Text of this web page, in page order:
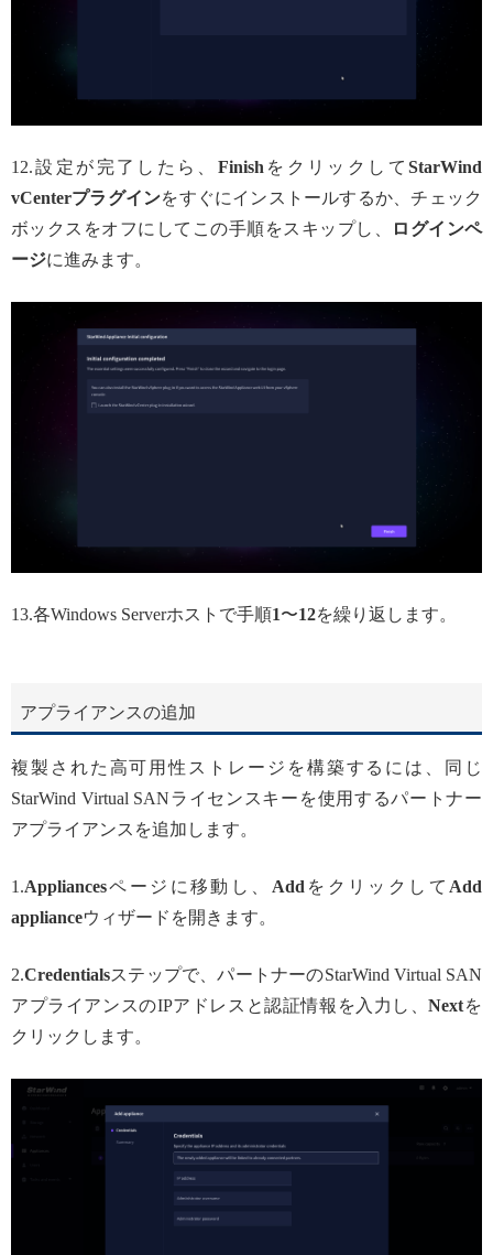
12.設定が完了したら、 Finish をクリックしてStarWind
vCenterプラグインをすぐにインストールするか、チェック
ボックスをオフにしてこの手順をスキップし、
ログインペ
ージに進みます。
13.各Windows Serverホストで手順1〜12を繰り返します。
アプライアンスの追加
複製された高可用性ストレージを構築するには、同じ
StarWind Virtual SANライセンスキーを使用するパートナー
アプライアンスを追加します。
1.Appliancesページに移動し、 AddをクリックしてAdd
applianceウィザードを開きます。
2.Credentialsステップで、パートナーのStarWind Virtual SAN
アプライアンスのIPアドレスと認証情報を入力し、Nextを
クリックします。